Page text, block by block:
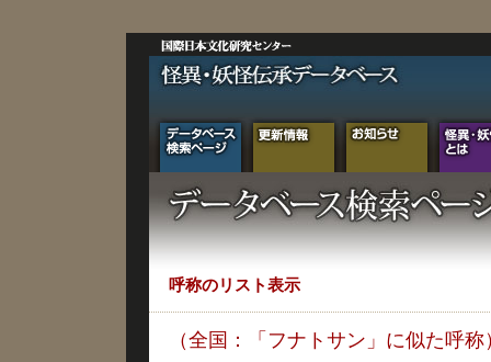
呼称のリスト表示
（全国：「フナトサン」に似た呼称